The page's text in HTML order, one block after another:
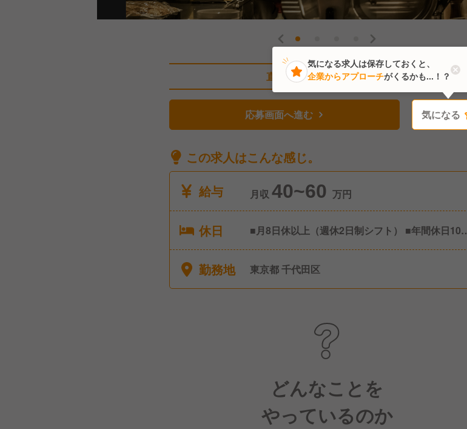
直近1人がこの求人を検討中
応募画面へ進む 気になる
この求人はこんな感じ。
給与
月収 40~60 万円
休日
■月8日休以上（週休2日制シフト） ■年間休日100
勤務地 東京都 千代田区
どんなことを
やっているのか
気になる
気になる求人は保存しておくと、
企業からアプローチがくるかも...！？